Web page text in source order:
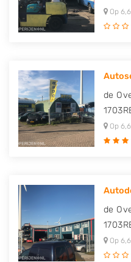
Op
de
Op
de
Op